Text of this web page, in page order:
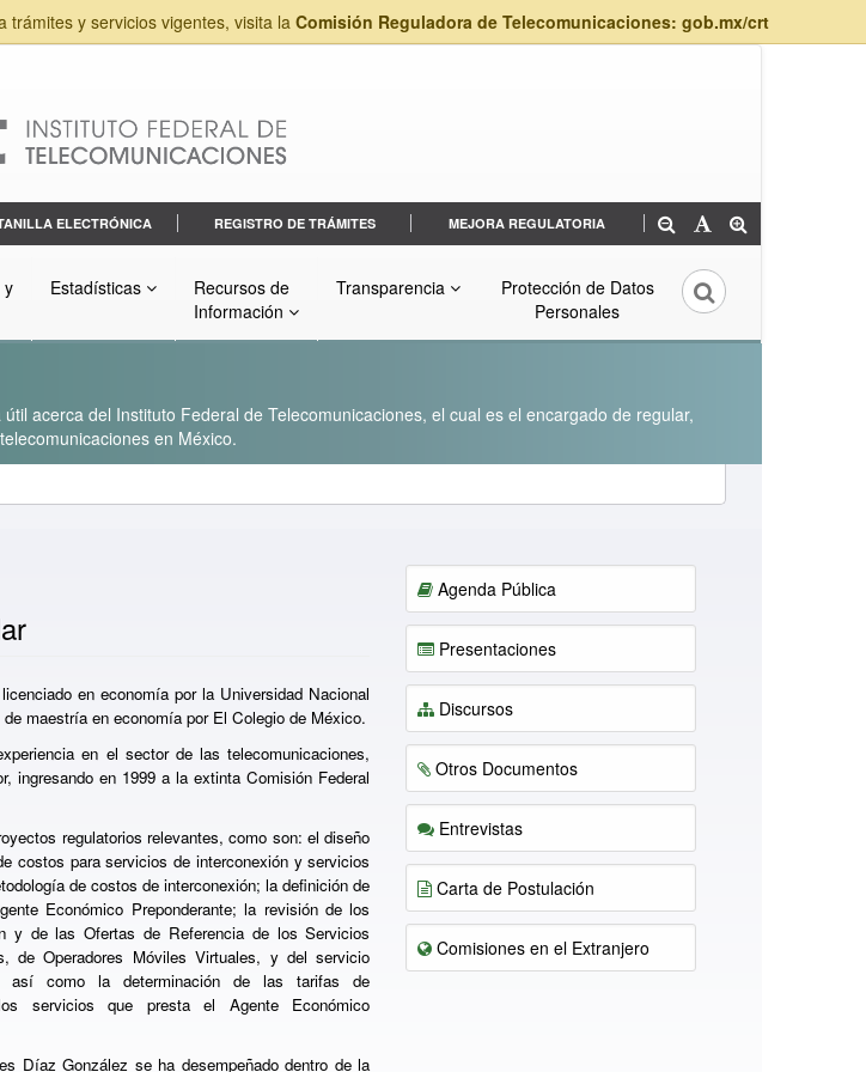
y servicios vigentes, visita la Comisión Reguladora de Telecomunicaciones: gob.mx/crt
ELECTRÓNICA REGISTRO DE TRÁMITES MEJORA REGULATORIA
y
Estadísticas
Recursos de
Información
Transparencia
Protección de Datos
Personales
acerca del Instituto Federal de Telecomunicaciones, el cual es el encargado de regular,
en México.
en economía por la Universidad Nacional
maestría en economía por El Colegio de México.
en el sector de las telecomunicaciones,
ingresando en 1999 a la extinta Comisión Federal
regulatorios relevantes, como son: el diseño
costos para servicios de interconexión y servicios
de costos de interconexión; la definición de
Económico Preponderante; la revisión de los
y de las Ofertas de Referencia de los Servicios
de Operadores Móviles Virtuales, y del servicio
así como la determinación de las tarifas de
servicios que presta el Agente Económico
Díaz González se ha desempeñado dentro de la
Agenda Pública
Presentaciones
Discursos
Otros Documentos
Entrevistas
Carta de Postulación
Comisiones en el Extranjero